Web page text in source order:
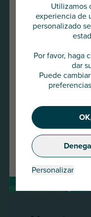
22 ENE 2026
Presse release -
presence in the
acquisition of
Leer más
AU
Pulse
Utilizamos
experiencia de
personalizado
Por favor, haga
dar
Puede
Personalizar